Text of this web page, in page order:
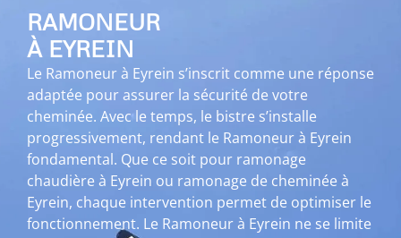
RAMONEUR
À EYREIN
Le Ramoneur à Eyrein s’inscrit comme une réponse
adaptée pour assurer la sécurité de votre
cheminée. Avec le temps, le bistre s’installe
progressivement, rendant le Ramoneur à Eyrein
fondamental. Que ce soit pour ramonage
chaudière à Eyrein ou ramonage de cheminée à
Eyrein, chaque intervention permet de optimiser le
fonctionnement. Le Ramoneur à Eyrein ne se limite